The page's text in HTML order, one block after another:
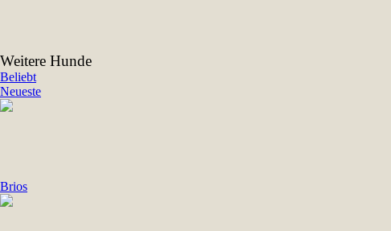
Weitere Hunde
Beliebt
Neueste
Brios